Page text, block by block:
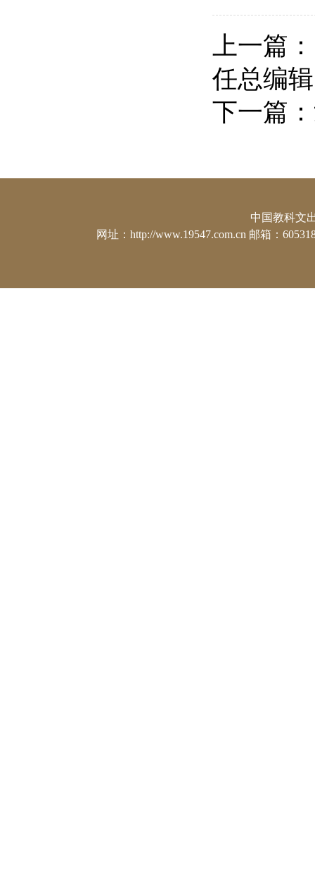
上一篇：
任总编辑
下一篇：
中国教科文
网址：http://www.19547.com.cn 邮箱：